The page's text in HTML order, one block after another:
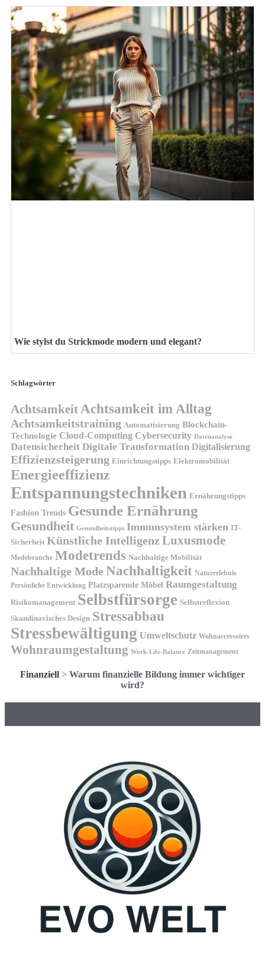
Wie stylst du Strickmode modern und elegant?
Schlagwörter
Achtsamkeit Achtsamkeit im Alltag
Achtsamkeitstraining Automatisierung Blockchain-
Technologie Cloud-Computing Cybersecurity Datenanalyse
Datensicherheit Digitale Transformation Digitalisierung
Effizienzsteigerung Einrichtungstipps Elektromobilität
Energieeffizienz
Entspannungstechniken Ernährungstipps
Fashion Trends Gesunde Ernährung
Gesundheit Gesundheitstipps Immunsystem stärken IT-
Sicherheit Künstliche IntelligenzLuxusmode
Modebranche Modetrends Nachhaltige Mobilität
Nachhaltige ModeNachhaltigkeit Naturerlebnis
Persönliche Entwicklung Platzsparende Möbel Raumgestaltung
Risikomanagement Selbstfürsorge Selbstreflexion
Skandinavisches Design Stressabbau
Stressbewältigung Umweltschutz Wohnaccessoires
Wohnraumgestaltung Work-Life-Balance Zeitmanagement
Finanziell > Warum finanzielle Bildung immer wichtiger
wird?